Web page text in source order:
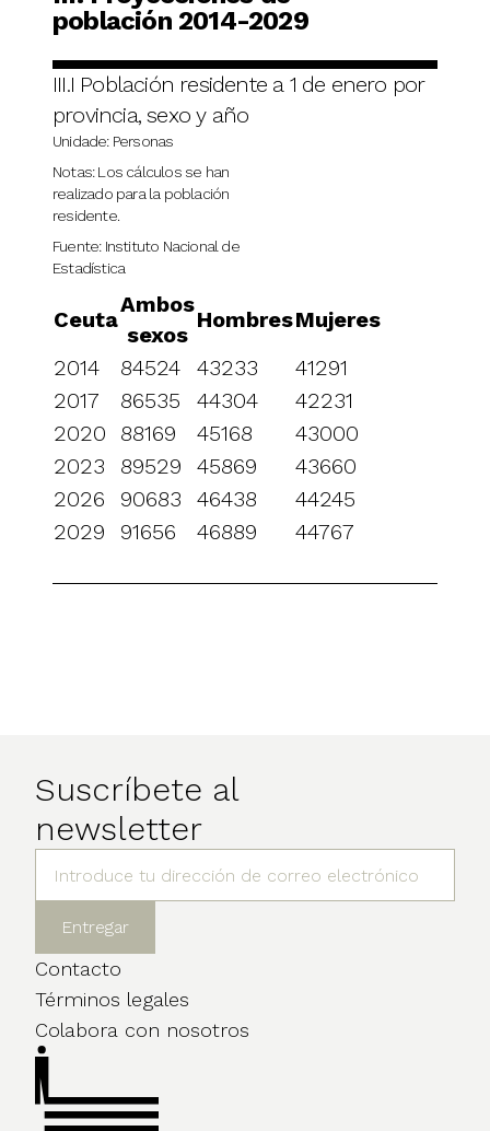
población 2014-2029
III.I Población residente a 1 de enero por
provincia, sexo y año
Unidade: Personas
Notas: Los cálculos se han
realizado para la población
residente.
Fuente: Instituto Nacional de
Estadística
Ceuta
Ambos
sexos
HombresMujeres
2014
84524 43233
41291
2017
86535 44304
42231
2020
88169 45168
43000
2023
89529 45869
43660
2026
90683 46438
44245
2029
91656 46889 44767
Suscríbete al
newsletter
Contacto
Términos legales
Colabora con nosotros